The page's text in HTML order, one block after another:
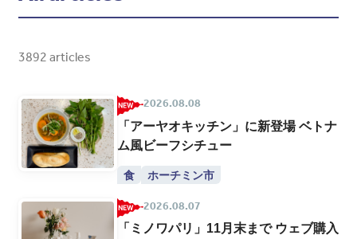
3892 articles
2026.08.08
「アーヤオキッチン」に新登場 ベトナ
ム風ビーフシチュー
食 ホーチミン市
2026.08.07
「ミノワパリ」11月末まで ウェブ購入